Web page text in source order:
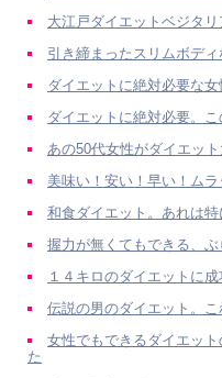
大江戸ダイエットベジタ
引き締まったスリムボデ
ダイエットに絶対必要な
ダイエットに絶対必要。こ
あの50代女性がダイエッ
美味い！安い！早い！ム
和食ダイエット。あれは特
握力が無くてもできる、
１４キロのダイエットに
伝説の男のダイエット。
女性でもできるダイエッ
た